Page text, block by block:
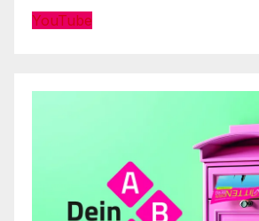
YouTube